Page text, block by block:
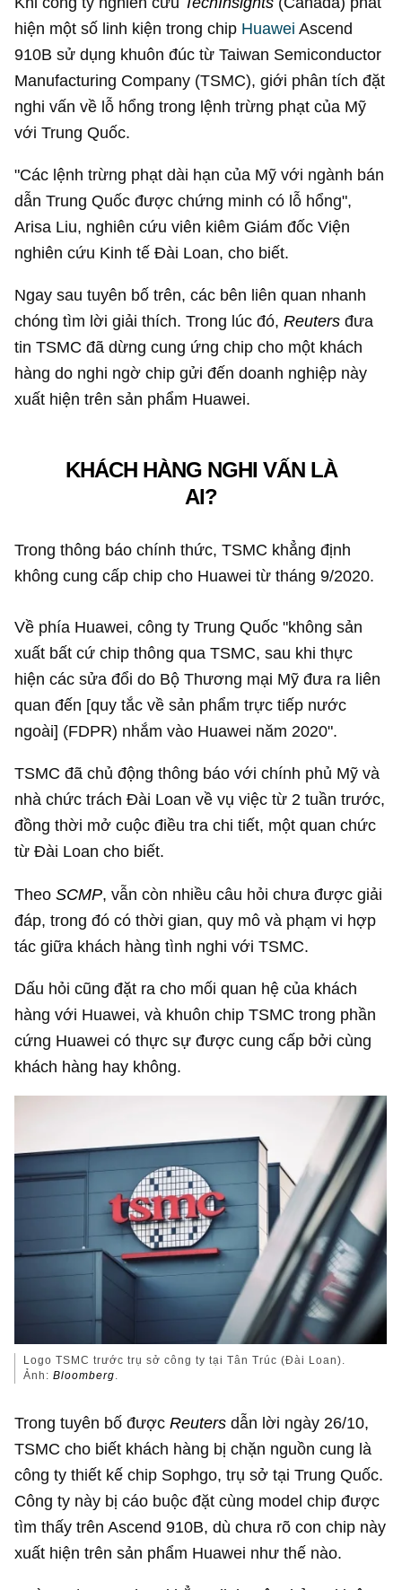
hiện một số linh kiện trong chip Huawei Ascend
910B sử dụng khuôn đúc từ Taiwan Semiconductor
Manufacturing Company (TSMC), giới phân tích đặt
nghi vấn về lỗ hổng trong lệnh trừng phạt của Mỹ
với Trung Quốc.
"Các lệnh trừng phạt dài hạn của Mỹ với ngành bán
dẫn Trung Quốc được chứng minh có lỗ hổng",
Arisa Liu, nghiên cứu viên kiêm Giám đốc Viện
nghiên cứu Kinh tế Đài Loan, cho biết.
Ngay sau tuyên bố trên, các bên liên quan nhanh
chóng tìm lời giải thích. Trong lúc đó,Reuters đưa
tin TSMC đã dừng cung ứng chip cho một khách
hàng do nghi ngờ chip gửi đến doanh nghiệp này
xuất hiện trên sản phẩm Huawei.
KHÁCH HÀNG NGHI VẤN LÀ
AI?
Trong thông báo chính thức, TSMC khẳng định
không cung cấp chip cho Huawei từ tháng 9/2020.
Về phía Huawei, công ty Trung Quốc "không sản
xuất bất cứ chip thông qua TSMC, sau khi thực
hiện các sửa đổi do Bộ Thương mại Mỹ đưa ra liên
quan đến [quy tắc về sản phẩm trực tiếp nước
ngoài] (FDPR) nhắm vào Huawei năm 2020".
TSMC đã chủ động thông báo với chính phủ Mỹ và
nhà chức trách Đài Loan về vụ việc từ 2 tuần trước,
đồng thời mở cuộc điều tra chi tiết, một quan chức
từ Đài Loan cho biết.
TheoSCMP, vẫn còn nhiều câu hỏi chưa được giải
đáp, trong đó có thời gian, quy mô và phạm vi hợp
tác giữa khách hàng tình nghi với TSMC.
Dấu hỏi cũng đặt ra cho mối quan hệ của khách
hàng với Huawei, và khuôn chip TSMC trong phần
cứng Huawei có thực sự được cung cấp bởi cùng
khách hàng hay không.
Logo TSMC trước trụ sở công ty tại Tân Trúc (Đài Loan).
Ảnh:Bloomberg.
Trong tuyên bố đượcReuters dẫn lời ngày 26/10,
TSMC cho biết khách hàng bị chặn nguồn cung là
công ty thiết kế chip Sophgo, trụ sở tại Trung Quốc.
Công ty này bị cáo buộc đặt cùng model chip được
tìm thấy trên Ascend 910B, dù chưa rõ con chip này
xuất hiện trên sản phẩm Huawei như thế nào.